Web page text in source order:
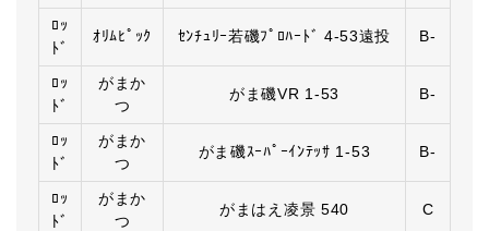
ﾛｯ
ﾄﾞ
ｵﾘﾑﾋﾟｯｸ ｾﾝﾁｭﾘｰ若磯ﾌﾟﾛﾊｰﾄﾞ 4-53遠投 B-
ﾛｯ
ﾄﾞ
がまか
つ
がま磯VR 1-53 B-
ﾛｯ
ﾄﾞ
がまか
つ
がま磯ｽｰﾊﾟｰｲﾝﾃｯｻ 1-53 B-
ﾛｯ
ﾄﾞ
がまか
つ
がまはえ凌景 540 C